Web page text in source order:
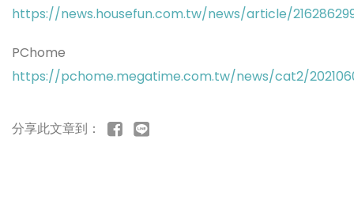
https://news.housefun.com.tw/news/article/
PChome
https://pchome.megatime.com.tw/news/cat2/
分享此文章到：